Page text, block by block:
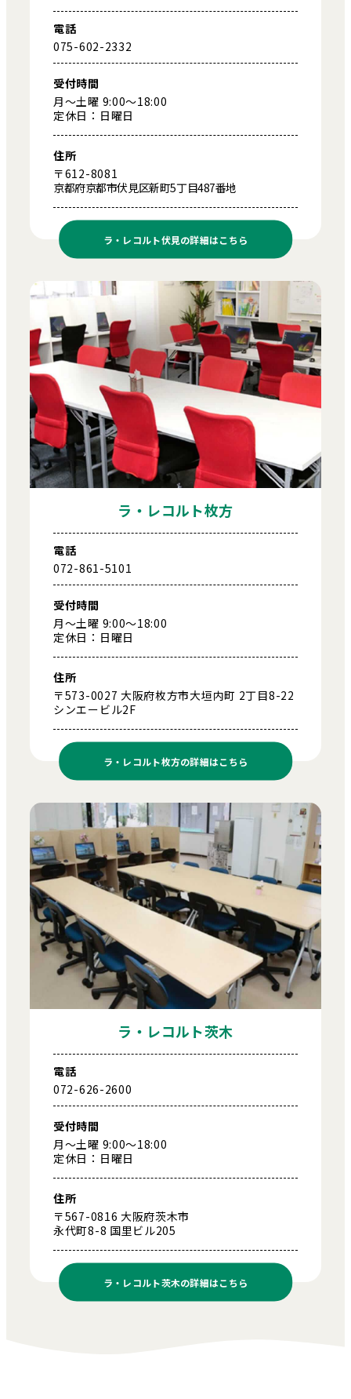
電話
075-602-2332
受付時間
月～土曜 9:00～18:00
定休日：日曜日
住所
〒612-8081
京都府京都市伏見区新町5丁目487番地
ラ・レコルト伏見の詳細はこちら
ラ・レコルト枚方
電話
072-861-5101
受付時間
月～土曜 9:00～18:00
定休日：日曜日
住所
〒573-0027 大阪府枚方市大垣内町 2丁目8-22
シンエービル2F
ラ・レコルト枚方の詳細はこちら
ラ・レコルト茨木
電話
072-626-2600
受付時間
月～土曜 9:00～18:00
定休日：日曜日
住所
〒567-0816 大阪府茨木市
永代町8-8 国里ビル205
ラ・レコルト茨木の詳細はこちら